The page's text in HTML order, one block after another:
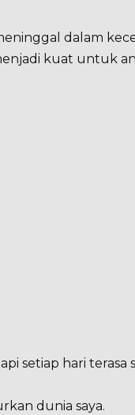
dalam
kuat untuk
setiap hari
dunia saya.